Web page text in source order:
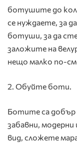
ботушите до
се нуждаете, за
ботуши, за да
заложите на
нещо малко по-
2. Обуйте боти.
Ботите са добър
забавни,
вид, сложете